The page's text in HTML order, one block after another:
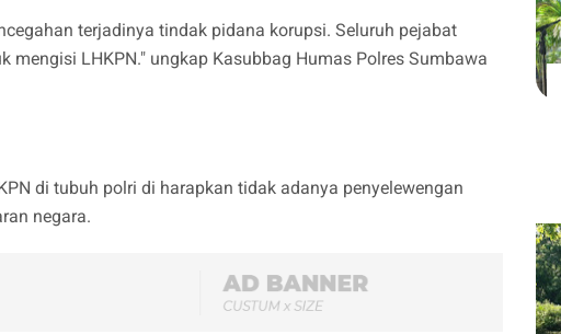
terjadinya tindak pidana korupsi. Seluruh pejabat
mengisi LHKPN." ungkap Kasubbag Humas Polres Sumbawa
di tubuh polri di harapkan tidak adanya penyelewengan
negara.